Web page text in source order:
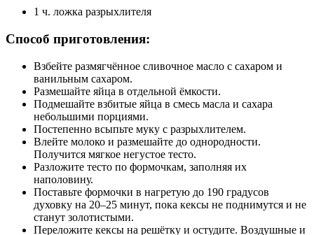
1 ч. ложка разрыхлителя
Способ приготовления:
Взбейте размягчённое сливочное масло с сахаром и
ванильным сахаром.
Размешайте яйца в отдельной ёмкости.
Подмешайте взбитые яйца в смесь масла и сахара
небольшими порциями.
Постепенно всыпьте муку с разрыхлителем.
Влейте молоко и размешайте до однородности.
Получится мягкое негустое тесто.
Разложите тесто по формочкам, заполняя их
наполовину.
Поставьте формочки в нагретую до 190 градусов
духовку на 20–25 минут, пока кексы не поднимутся и не
станут золотистыми.
Переложите кексы на решётку и остудите. Воздушные и